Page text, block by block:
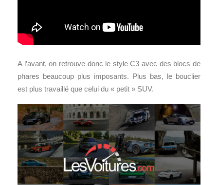
A l’avant, on retrouve donc le style C3 avec des blocs de
phares beaucoup plus imposants. Plus bas, le bouclier
est plus travaillé que celui du « petit » SUV.